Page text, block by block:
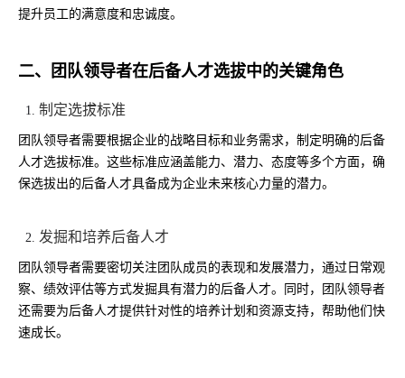
提升员工的满意度和忠诚度。
二、团队领导者在后备人才选拔中的关键角色
制定选拔标准
团队领导者需要根据企业的战略目标和业务需求，制定明确的后备
人才选拔标准。这些标准应涵盖能力、潜力、态度等多个方面，确
保选拔出的后备人才具备成为企业未来核心力量的潜力。
发掘和培养后备人才
团队领导者需要密切关注团队成员的表现和发展潜力，通过日常观
察、绩效评估等方式发掘具有潜力的后备人才。同时，团队领导者
还需要为后备人才提供针对性的培养计划和资源支持，帮助他们快
速成长。